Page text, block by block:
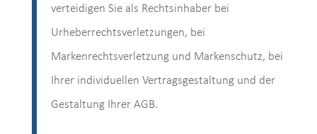
verteidigen Sie als Rechtsinhaber bei
Urheberrechtsverletzungen, bei
Markenrechtsverletzung und Markenschutz, bei
Ihrer individuellen Vertragsgestaltung und der
Gestaltung Ihrer AGB.